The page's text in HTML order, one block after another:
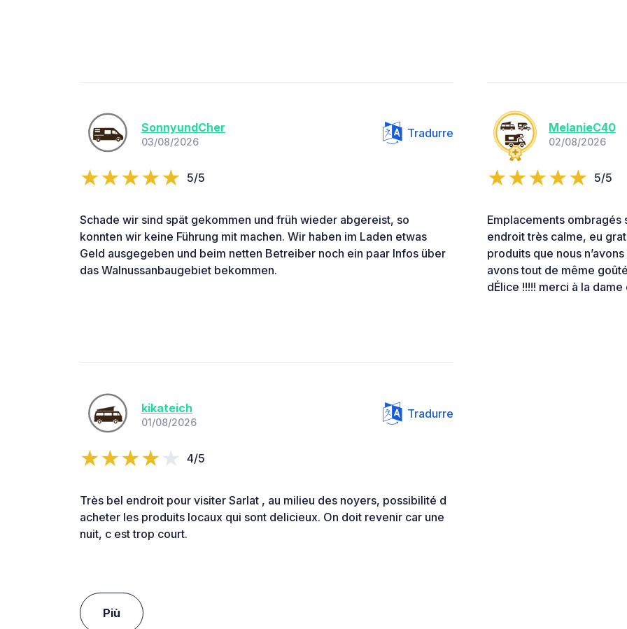
SonnyundCher
03/08/2026
Tradurre
5/5
Schade wir sind spät gekommen und früh wieder abgereist, so
konnten wir keine Führung mit machen. Wir haben im Laden etwas
Geld ausgegeben und beim netten Betreiber noch ein paar Infos über
das Walnussanbaugebiet bekommen.
MelanieC40
02/08/2026
5/5
Emplacements ombragés
endroit très calme, eu
produits que nous
avons tout de même
dÉlice !!!!! merci à la
kikateich
01/08/2026
Tradurre
4/5
Très bel endroit pour visiter Sarlat , au milieu des noyers, possibilité d
acheter les produits locaux qui sont delicieux. On doit revenir car une
nuit, c est trop court.
Più